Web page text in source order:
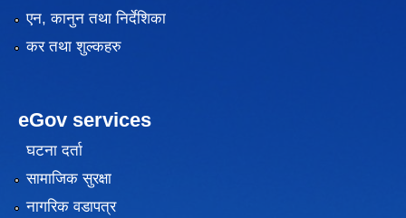
एन, कानुन तथा निर्देशिका
कर तथा शुल्कहरु
eGov services
घटना दर्ता
सामाजिक सुरक्षा
नागरिक वडापत्र